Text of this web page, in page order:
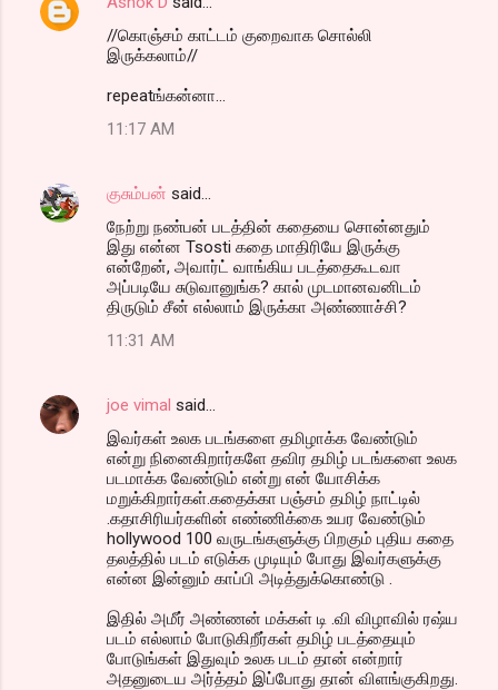
//கொஞ்சம் காட்டம் குறைவாக சொல்லி
இருக்கலாம்//
repeatங்கன்னா...
11:17 AM
குசும்பன் said…
நேற்று நண்பன் படத்தின் கதையை சொன்னதும்
இது என்ன Tsosti கதை மாதிரியே இருக்கு
என்றேன், அவார்ட் வாங்கிய படத்தைகூடவா
அப்படியே சுடுவானுங்க? கால் முடமானவனிடம்
திருடும் சீன் எல்லாம் இருக்கா அண்ணாச்சி?
11:31 AM
joe vimal said…
இவர்கள் உலக படங்களை தமிழாக்க வேண்டும்
என்று நினைகிறார்களே தவிர தமிழ் படங்களை உலக
படமாக்க வேண்டும் என்று என் யோசிக்க
மறுக்கிறார்கள்.கதைக்கா பஞ்சம் தமிழ் நாட்டில்
.கதாசிரியர்களின் எண்ணிக்கை உயர வேண்டும்
hollywood 100 வருடங்களுக்கு பிறகும் புதிய கதை
தலத்தில் படம் எடுக்க முடியும் போது இவர்களுக்கு
என்ன இன்னும் காப்பி அடித்துக்கொண்டு .
இதில் அமீர் அண்ணன் மக்கள் டி .வி விழாவில் ரஷ்ய
படம் எல்லாம் போடுகிறீர்கள் தமிழ் படத்தையும்
போடுங்கள் இதுவும் உலக படம் தான் என்றார்
அதனுடைய அர்த்தம் இப்போது தான் விளங்குகிறது.